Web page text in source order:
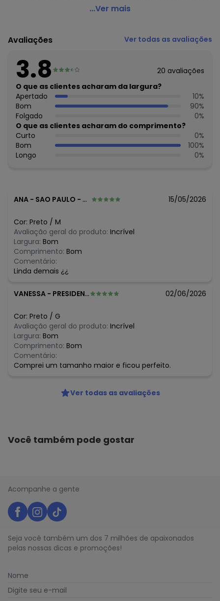
Cobertura - Jaqueta Feminina Manga Longa Palermo
Código do produto: 7957856
Comprimento da manga: Longa
CNPJ 78.644.424/0001-86
Feito: Brasil
Cuidados para conservação do produto: Lavar em até
40°C, com cores semelhantes. Não usar alvejante à base
de cloro. Não secar em tambor. Passar em até 150°C. Não
limpar a seco. Armazenar em local seco, longe da luz solar
direta.
Composição: 98% poliéster 2% elastano
Histórico de preços
julho/2026 R$ 35,7
maio/2026
abril/2026
março/2026
fevereiro/2026
...Ver mais
Avaliações Ver todas as avaliações
3.8 20 avaliações
O que as clientes acharam da largura?
Apertado
10%
Bom
90%
Folgado
0%
O que as clientes acharam do comprimento?
Curto
0%
Bom
100%
Longo
0%
ANA - SAO PAULO - SP 15/05/2026
Cor: Preto / M
Avaliação geral do produto: Incrível
Largura: Bom
Comprimento: Bom
Comentário:
Linda demais ¿¿
VANESSA - PRESIDENTE PRUDENTE - SP 02/06/2026
Cor: Preto / G
Avaliação geral do produto: Incrível
Largura: Bom
Comprimento: Bom
Comentário:
Comprei um tamanho maior e ficou perfeito.
Ver todas as avaliações
Você também pode gostar
Acompanhe a gente
Seja você também um dos 7 milhões de apaixonados
pelas nossas dicas e promoções!
Nome
Digite seu e-mail